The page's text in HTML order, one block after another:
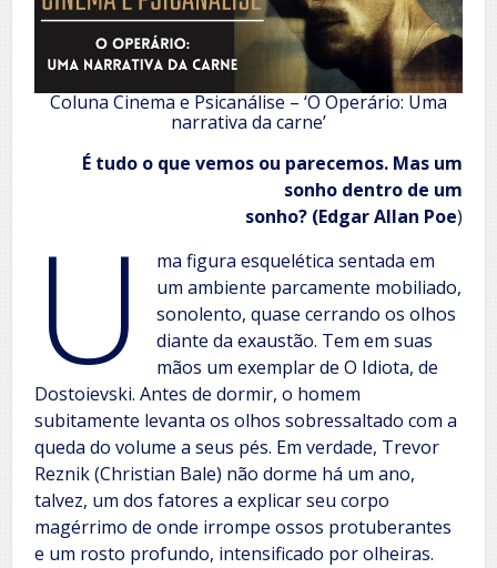
Coluna Cinema e Psicanálise – ‘O Operário: Uma
narrativa da carne’
É tudo o que vemos ou parecemos. Mas um
sonho dentro de um
sonho? (Edgar Allan Poe)
U
ma figura esquelética sentada em
um ambiente parcamente mobiliado,
sonolento, quase cerrando os olhos
diante da exaustão. Tem em suas
mãos um exemplar de O Idiota, de
Dostoievski. Antes de dormir, o homem
subitamente levanta os olhos sobressaltado com a
queda do volume a seus pés. Em verdade, Trevor
Reznik (Christian Bale) não dorme há um ano,
talvez, um dos fatores a explicar seu corpo
magérrimo de onde irrompe ossos protuberantes
e um rosto profundo, intensificado por olheiras.